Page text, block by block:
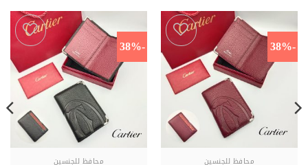
-38%
اضف
محافظ للجنسين
-38%
اضف
محافظ للجنسين